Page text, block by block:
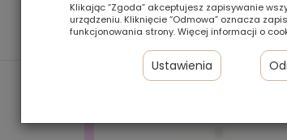
Klikając “Zgoda” akceptujesz zapisywanie
urządzeniu. Kliknięcie “Odmowa” oznacza
funkcjonowania strony. Więcej informacji o
Ustawienia